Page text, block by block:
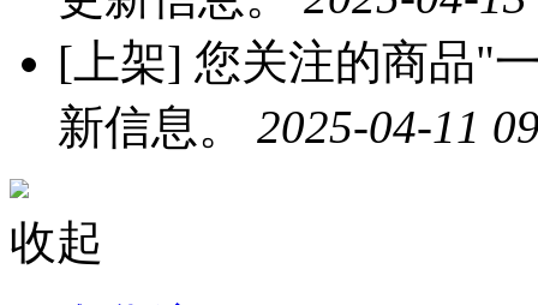
[上架] 您关注的商品"
新信息。 2025-04-11
收起